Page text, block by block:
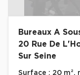
Bureaux A
20 Rue De
Sur Seine
Surface : 20 m²,